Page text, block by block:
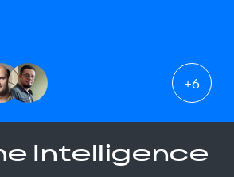
+6
Intelligence